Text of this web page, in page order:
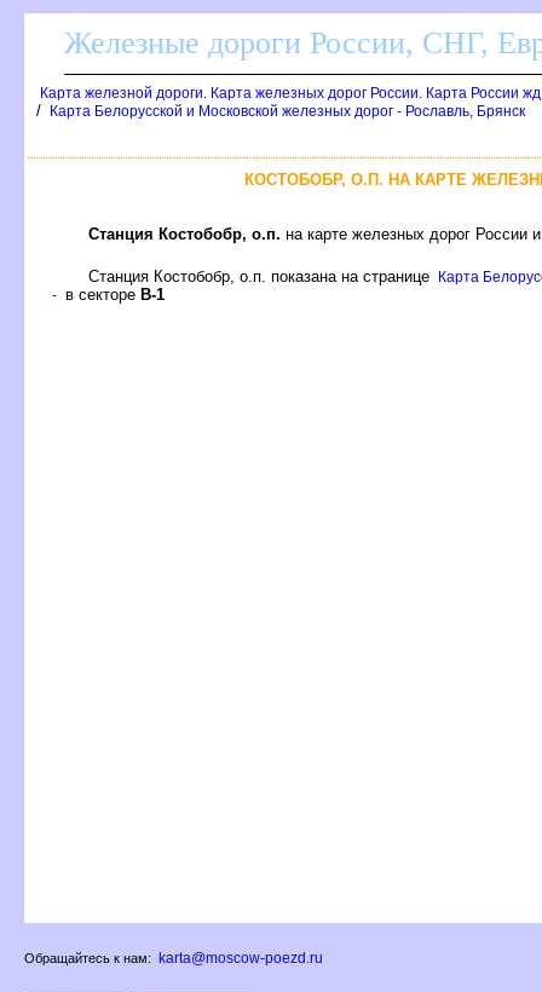
Железные дороги России, СНГ,
Карта железной дороги. Карта железных дорог России. Карта России
/ Карта Белорусской и Московской железных дорог - Рославль, Брянск
КОСТОБОБР, О.П. НА КАРТЕ
Станция Костобобр, о.п. на карте железных дорог России
Станция Костобобр, о.п. показана на странице Карта
- секторе -1
Обращайтесь к нам: karta@moscow-poezd.ru